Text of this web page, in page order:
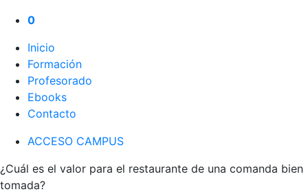
0
Inicio
Formación
Profesorado
Ebooks
Contacto
ACCESO CAMPUS
¿Cuál es el valor para el restaurante de una comanda bien
tomada?